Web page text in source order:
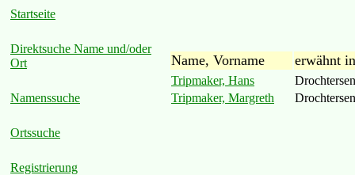
Startseite
Direktsuche Name und/oder
Ort
Namenssuche
Ortssuche
Registrierung
Name, Vorname erwähnt in
Tripmaker, Hans
Drochtersen
Tripmaker, Margreth
Drochtersen